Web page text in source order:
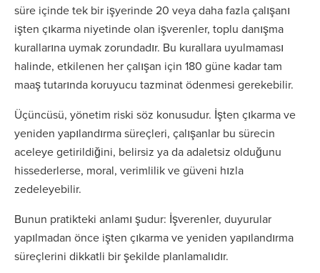
süre içinde tek bir işyerinde 20 veya daha fazla çalışanı
işten çıkarma niyetinde olan işverenler, toplu danışma
kurallarına uymak zorundadır. Bu kurallara uyulmaması
halinde, etkilenen her çalışan için 180 güne kadar tam
maaş tutarında koruyucu tazminat ödenmesi gerekebilir.
Üçüncüsü, yönetim riski söz konusudur. İşten çıkarma ve
yeniden yapılandırma süreçleri, çalışanlar bu sürecin
aceleye getirildiğini, belirsiz ya da adaletsiz olduğunu
hissederlerse, moral, verimlilik ve güveni hızla
zedeleyebilir.
Bunun pratikteki anlamı şudur: İşverenler, duyurular
yapılmadan önce işten çıkarma ve yeniden yapılandırma
süreçlerini dikkatli bir şekilde planlamalıdır.